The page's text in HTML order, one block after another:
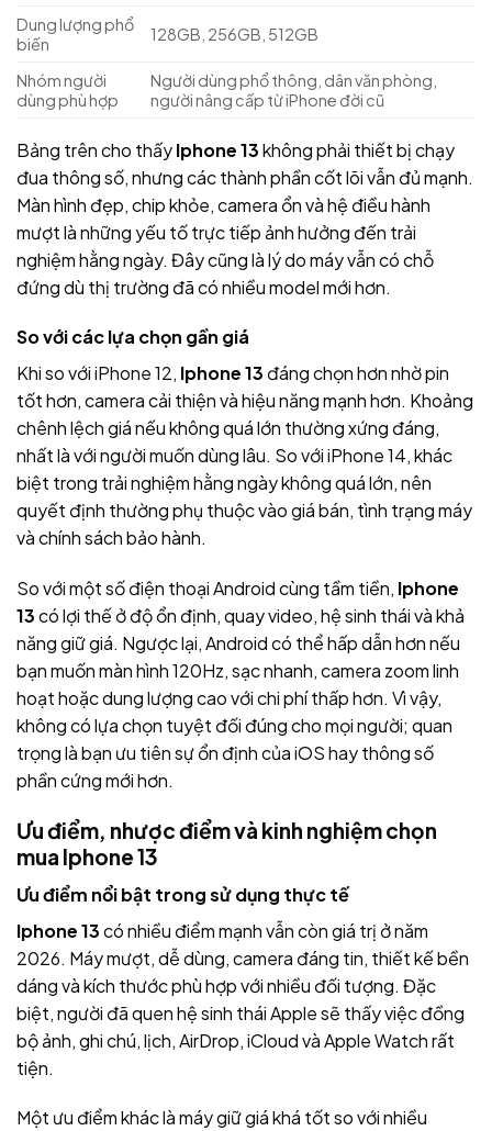
Dung lượng phổ
biến
128GB, 256GB, 512GB
Nhóm người
dùng phù hợp
Người dùng phổ thông, dân văn phòng,
người nâng cấp từ iPhone đời cũ
Bảng trên cho thấyIphone 13không phải thiết bị chạy
đua thông số, nhưng các thành phần cốt lõi vẫn đủ mạnh.
Màn hình đẹp, chip khỏe, camera ổn và hệ điều hành
mượt là những yếu tố trực tiếp ảnh hưởng đến trải
nghiệm hằng ngày. Đây cũng là lý do máy vẫn có chỗ
đứng dù thị trường đã có nhiều model mới hơn.
So với các lựa chọn gần giá
Khi so với iPhone 12, Iphone 13 đáng chọn hơn nhờ pin
tốt hơn, camera cải thiện và hiệu năng mạnh hơn. Khoảng
chênh lệch giá nếu không quá lớn thường xứng đáng,
nhất là với người muốn dùng lâu. So với iPhone 14, khác
biệt trong trải nghiệm hằng ngày không quá lớn, nên
quyết định thường phụ thuộc vào giá bán, tình trạng máy
và chính sách bảo hành.
So với một số điện thoại Android cùng tầm tiền, Iphone
13có lợi thế ở độ ổn định, quay video, hệ sinh thái và khả
năng giữ giá. Ngược lại, Android có thể hấp dẫn hơn nếu
bạn muốn màn hình 120Hz, sạc nhanh, camera zoom linh
hoạt hoặc dung lượng cao với chi phí thấp hơn. Vì vậy,
không có lựa chọn tuyệt đối đúng cho mọi người; quan
trọng là bạn ưu tiên sự ổn định của iOS hay thông số
phần cứng mới hơn.
Ưu điểm, nhược điểm và kinh nghiệm chọn
mua Iphone 13
Ưu điểm nổi bật trong sử dụng thực tế
Iphone 13có nhiều điểm mạnh vẫn còn giá trị ở năm
2026. Máy mượt, dễ dùng, camera đáng tin, thiết kế bền
dáng và kích thước phù hợp với nhiều đối tượng. Đặc
biệt, người đã quen hệ sinh thái Apple sẽ thấy việc đồng
bộ ảnh, ghi chú, lịch, AirDrop, iCloud và Apple Watch rất
tiện.
Một ưu điểm khác là máy giữ giá khá tốt so với nhiều